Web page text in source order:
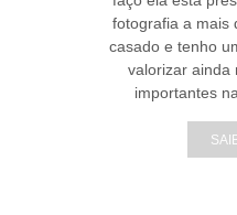
fotografia a mais
casado e tenho
valorizar ainda
importantes